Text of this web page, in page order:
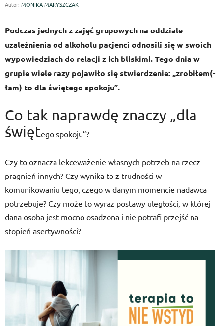
Autor: MONIKA MARYSZCZAK
Podczas jednych z zajęć grupowych na oddziale
uzależnienia od alkoholu pacjenci odnosili się w swoich
wypowiedziach do relacji z ich bliskimi. Tego dnia w
grupie wiele razy pojawiło się stwierdzenie: „zrobiłem(-
łam) to dla świętego spokoju”.
Co tak naprawdę znaczy „dla
świętego spokoju”?
Czy to oznacza lekceważenie własnych potrzeb na rzecz
pragnień innych? Czy wynika to z trudności w
komunikowaniu tego, czego w danym momencie nadawca
potrzebuje? Czy może to wyraz postawy uległości, w której
dana osoba jest mocno osadzona i nie potrafi przejść na
stopień asertywności?